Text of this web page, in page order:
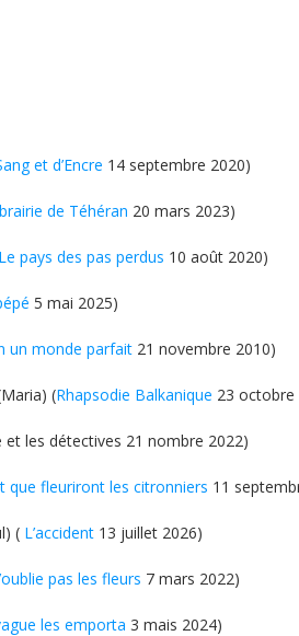
et d’Encre 14 septembre 2020)
de Téhéran 20 mars 2023)
Le pays des pas perdus 10 août 2020)
5 mai 2025)
un monde parfait 21 novembre 2010)
(Rhapsodie Balkanique 23 octobre
et les détectives 21 nombre 2022)
que fleuriront les citronniers 11
( L’accident 13 juillet 2026)
pas les fleurs 7 mars 2022)
les emporta 3 mais 2024)